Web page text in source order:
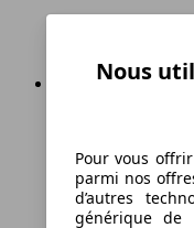
Carburant
Nous
Pour vous
parmi nos
d’autres
générique